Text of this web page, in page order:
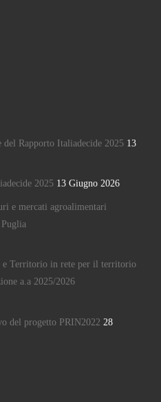
Rapporto Italiadecide 2025 13
2025 13 Giugno 2026
e mercati agroalimentari
e Territorio in rete per il territorio
a.a 2025/2026
del progetto PRIN2022 28